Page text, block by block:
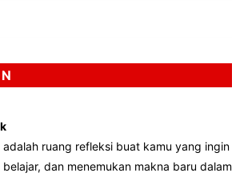
adalah ruang refleksi buat kamu yang ingin
dan menemukan makna baru dalam